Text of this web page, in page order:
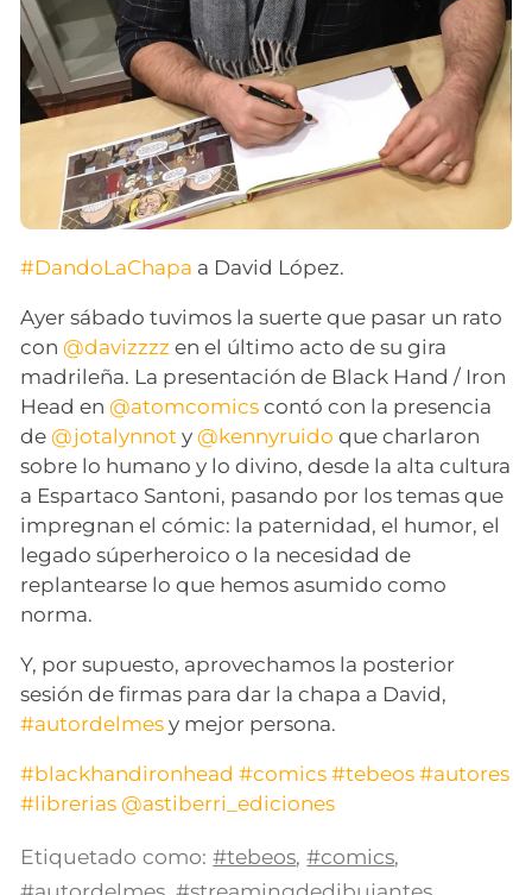
#DandoLaChapa a David López.
Ayer sábado tuvimos la suerte que pasar un rato
con @davizzzz en el último acto de su gira
madrileña. La presentación de Black Hand / Iron
Head en @atomcomics contó con la presencia
de @jotalynnot y @kennyruido que charlaron
sobre lo humano y lo divino, desde la alta cultura
a Espartaco Santoni, pasando por los temas que
impregnan el cómic: la paternidad, el humor, el
legado súperheroico o la necesidad de
replantearse lo que hemos asumido como
norma.
Y, por supuesto, aprovechamos la posterior
sesión de firmas para dar la chapa a David,
#autordelmes y mejor persona.
#blackhandironhead #comics #tebeos #autores
#librerias @astiberri_ediciones
Etiquetado como: #tebeos,#comics,